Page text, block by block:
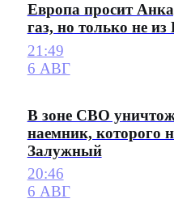
Европа просит
газ, но только не
21:49
6 АВГ
В зоне СВО
наемник, которого
Залужный
20:46
6 АВГ